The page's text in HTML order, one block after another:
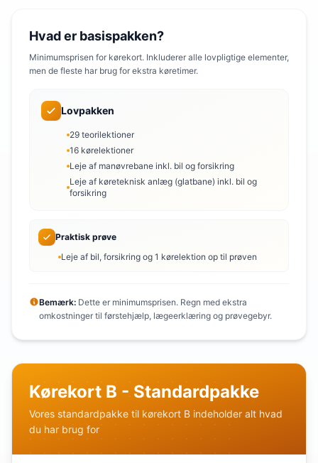
Hvad er basispakken?
Minimumsprisen for kørekort. Inkluderer alle lovpligtige elementer,
men de fleste har brug for ekstra køretimer.
Lovpakken
29 teorilektioner
16 kørelektioner
Leje af manøvrebane inkl. bil og forsikring
Leje af køreteknisk anlæg (glatbane) inkl. bil og
forsikring
Praktisk prøve
Leje af bil, forsikring og 1 kørelektion op til prøven
Bemærk: Dette er minimumsprisen. Regn med ekstra
omkostninger til førstehjælp, lægeerklæring og prøvegebyr.
Kørekort B - Standardpakke
Vores standardpakke til kørekort B indeholder alt hvad
du har brug for